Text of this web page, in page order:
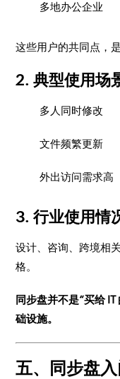
多地办公企业
这些用户的共同点，
2. 典型使用场
多人同时修改
文件频繁更新
外出访问需求高
3. 行业使用情
设计、咨询、跨境相
格。
同步盘并不是“买给
础设施。
五、同步盘